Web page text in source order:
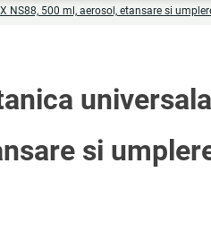
500 ml, aerosol, etansare si
si